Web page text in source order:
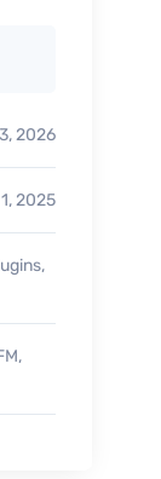
2026
2025
,
,